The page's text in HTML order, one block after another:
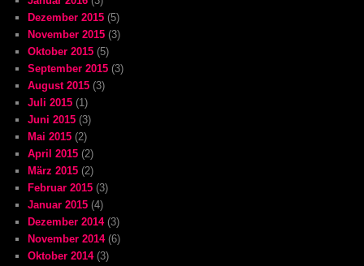
Dezember 2015 (5)
November 2015 (3)
Oktober 2015 (5)
September 2015 (3)
August 2015 (3)
Juli 2015 (1)
Juni 2015 (3)
Mai 2015 (2)
April 2015 (2)
März 2015 (2)
Februar 2015 (3)
Januar 2015 (4)
Dezember 2014(3)
November 2014(6)
Oktober 2014(3)